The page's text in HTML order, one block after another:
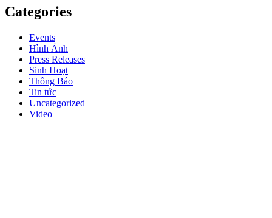
Categories
Events
Hình Ảnh
Press Releases
Sinh Hoạt
Thông Báo
Tin tức
Uncategorized
Video